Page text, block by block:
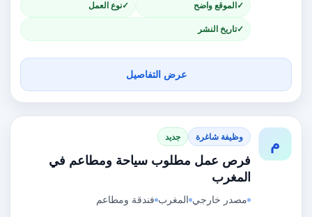
الموقع واضح نوع العمل
تاريخ النشر
عرض التفاصيل
م وظيفة شاغرة جديد
فرص عمل مطلوب سياحة ومطاعم في
المغرب
مصدر خارجي المغرب فندقة ومطاعم